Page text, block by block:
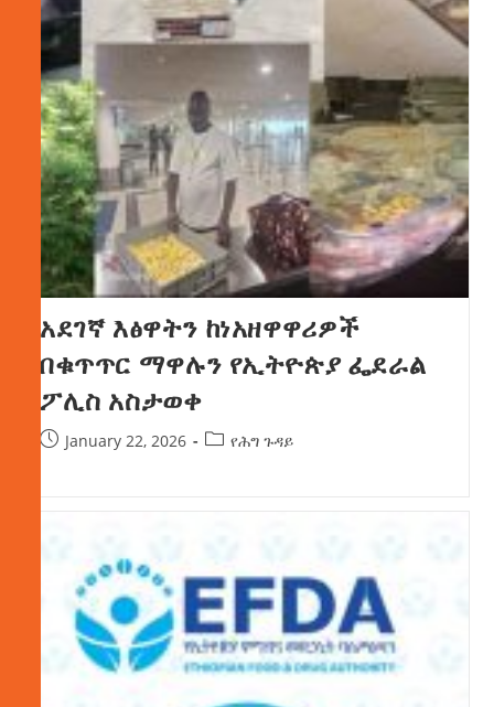
አደገኛ እፅዋትን ከነአዘዋዋሪዎች
በቁጥጥር ማዋሉን የኢትዮጵያ ፌደራል
ፖሊስ አስታወቀ
January 22, 2026 የሕግ ጉዳይ